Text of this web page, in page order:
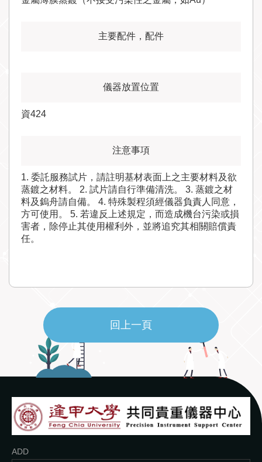
資424
1. 委託服務試片，請註明基材表面上之主要材料及欲
蒸鍍之材料。 2. 試片請自行準備清洗。 3. 蒸鍍之材
料及鎢舟請自備。 4. 特殊製程須經儀器負責人同意，
方可使用。 5. 若違反上述規定，而造成機台污染或損
害者，除停止其使用權利外，並將追究其相關賠償責
任。
回上一頁
ADD